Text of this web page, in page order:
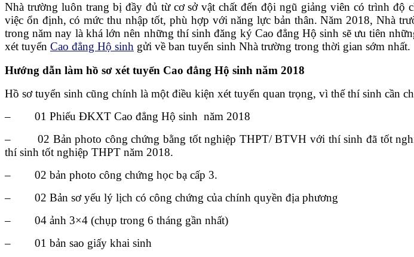
Nhà trường luôn trang bị đầy đủ từ cơ sở vật chất đến đội ngũ giảng viên có trình
việc ổn định, có mức thu nhập tốt, phù hợp với năng lực bản thân. Năm 2018, Nhà
trong năm nay là khá lớn nên những thí sinh đăng ký Cao đẳng Hộ sinh sẽ ưu tiên
xét tuyển Cao đẳng Hộ sinh gửi về ban tuyển sinh Nhà trường trong thời gian sớm nhất.
Hướng dẫn làm hồ sơ xét tuyển Cao đẳng Hộ sinh năm 2018
Hồ sơ tuyển sinh cũng chính là một điều kiện xét tuyển quan trọng, vì thế thí sinh cần
– 01 Phiếu ĐKXT Cao đẳng Hộ sinh năm 2018
– 02 Bản photo công chứng bằng tốt nghiệp THPT/ BTVH với thí sinh đã tốt
thí sinh tốt nghiệp THPT năm 2018.
– 02 bản photo công chứng học bạ cấp 3.
– 02 Bản sơ yếu lý lịch có công chứng của chính quyền địa phương
– 04 ảnh 3×4 (chụp trong 6 tháng gần nhất)
– 01 bản sao giấy khai sinh